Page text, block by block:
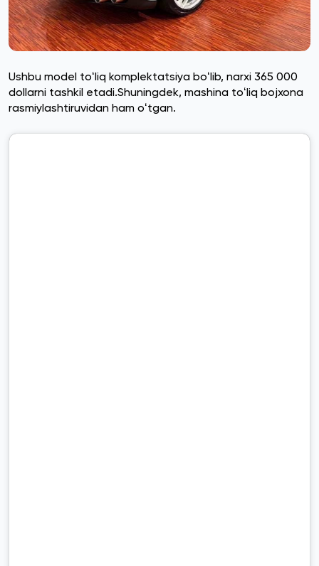
Ushbu model toʻliq komplektatsiya boʻlib, narxi 365 000
dollarni tashkil etadi.Shuningdek, mashina toʻliq bojxona
rasmiylashtiruvidan ham oʻtgan.